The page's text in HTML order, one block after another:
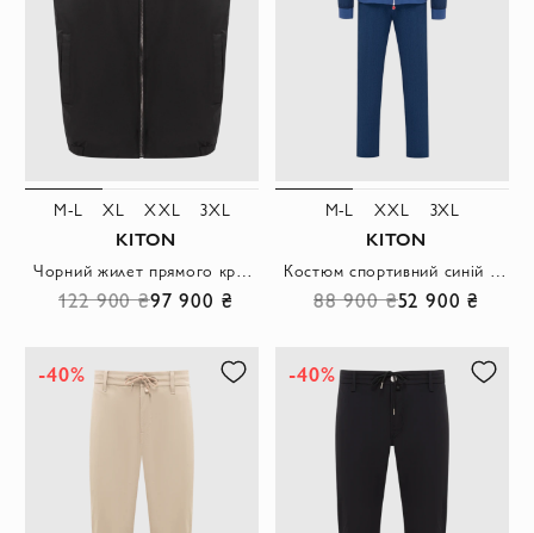
M-L XL XXL 3XL
KITON
122 900 ₴97 900 ₴
M-L XXL 3XL
KITON
88 900 ₴52 900 ₴
-40% -40%